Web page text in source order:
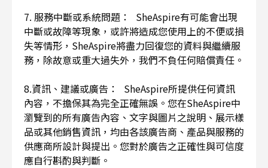
7. 服務中斷或系統問題： SheAspire有可能會出現
中斷或故障等現象，或許將造成您使用上的不便或損
失等情形，SheAspire將盡力回復您的資料與繼續服
務，除故意或重大過失外，我們不負任何賠償責任。
8.資訊、建議或廣告： SheAspire所提供任何資訊
內容，不擔保其為完全正確無誤。您在SheAspire中
瀏覽到的所有廣告內容、文字與圖片之說明、展示樣
品或其他銷售資訊，均由各該廣告商、產品與服務的
供應商所設計與提出。您對於廣告之正確性與可信度
應自行斟酌與判斷。